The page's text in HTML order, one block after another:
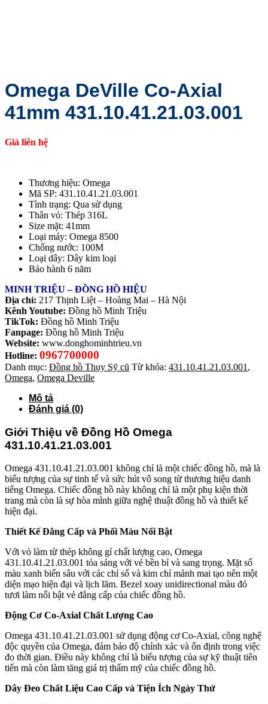
Omega DeVille Co-Axial
41mm 431.10.41.21.03.001
Giá liên hệ
Thương hiệu: Omega
Mã SP: 431.10.41.21.03.001
Tình trạng: Qua sử dụng
Thân vỏ: Thép 316L
Size mặt: 41mm
Loại máy: Omega 8500
Chống nước: 100M
Loại dây: Dây kim loại
Bảo hành 6 năm
MINH TRIỆU – ĐỒNG HỒ HIỆU
Địa chỉ: 217 Thịnh Liệt – Hoàng Mai – Hà Nội
Kênh Youtube: Đồng hồ Minh Triệu
TikTok: Đồng hồ Minh Triệu
Fanpage: Đồng hồ Minh Triệu
Website: www.donghominhtrieu.vn
Hotline: 0967700000
Danh mục: Đồng hồ Thụy Sỹ cũ Từ khóa: 431.10.41.21.03.001 ,
Omega, Omega Deville
Mô tả
Đánh giá (0)
Giới Thiệu về Đồng Hồ Omega
431.10.41.21.03.001
Omega 431.10.41.21.03.001 không chỉ là một chiếc đồng hồ, mà là
biểu tượng của sự tinh tế và sức hút vô song từ thương hiệu danh
tiếng Omega. Chiếc đồng hồ này không chỉ là một phụ kiện thời
trang mà còn là sự hòa mình giữa nghệ thuật đồng hồ và thiết kế
hiện đại.
Thiết Kế Đẳng Cấp và Phối Màu Nổi Bật
Với vỏ làm từ thép không gỉ chất lượng cao, Omega
431.10.41.21.03.001 tỏa sáng với vẻ bền bỉ và sang trọng. Mặt số
màu xanh biển sâu với các chỉ số và kim chỉ mảnh mai tạo nên một
diện mạo hiện đại và lịch lãm. Bezel xoay unidirectional màu đỏ
tươi làm nổi bật vẻ đẳng cấp của chiếc đồng hồ.
Động Cơ Co-Axial Chất Lượng Cao
Omega 431.10.41.21.03.001 sử dụng động cơ Co-Axial, công nghệ
độc quyền của Omega, đảm bảo độ chính xác và ổn định trong việc
đo thời gian. Điều này không chỉ là biểu tượng của sự kỹ thuật tiên
tiến mà còn làm tăng giá trị thẩm mỹ của chiếc đồng hồ.
Dây Đeo Chất Liệu Cao Cấp và Tiện Ích Ngày Thứ